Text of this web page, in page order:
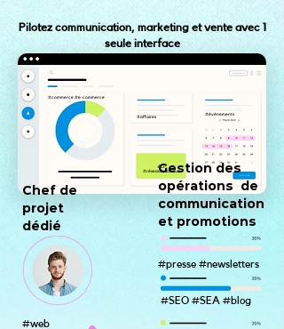
Pilotez communication, marketing et vente avec 1
seule interface
#réseaux sociaux
#commerce #e-commerce
#événements
#affaires
Chef de
projet
dédié
#web
Gestion des
opérations de
communication
et promotions
#presse #newsletters
#SEO #SEA #blog